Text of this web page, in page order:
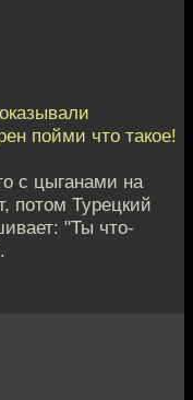
пойми что такое!
с цыганами на
потом Турецкий
"Ты что-